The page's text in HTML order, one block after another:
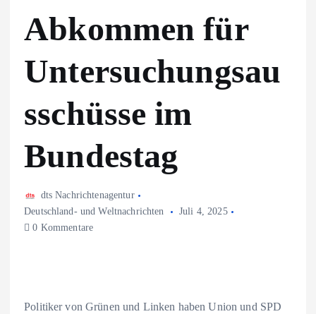
Abkommen für
Untersuchungsau
sschüsse im
Bundestag
dts Nachrichtenagentur
Deutschland- und Weltnachrichten
Juli 4, 2025
0 Kommentare
Politiker von Grünen und Linken haben Union und SPD